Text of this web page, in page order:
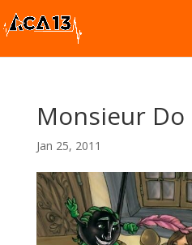
Monsieur Do
Jan 25, 2011